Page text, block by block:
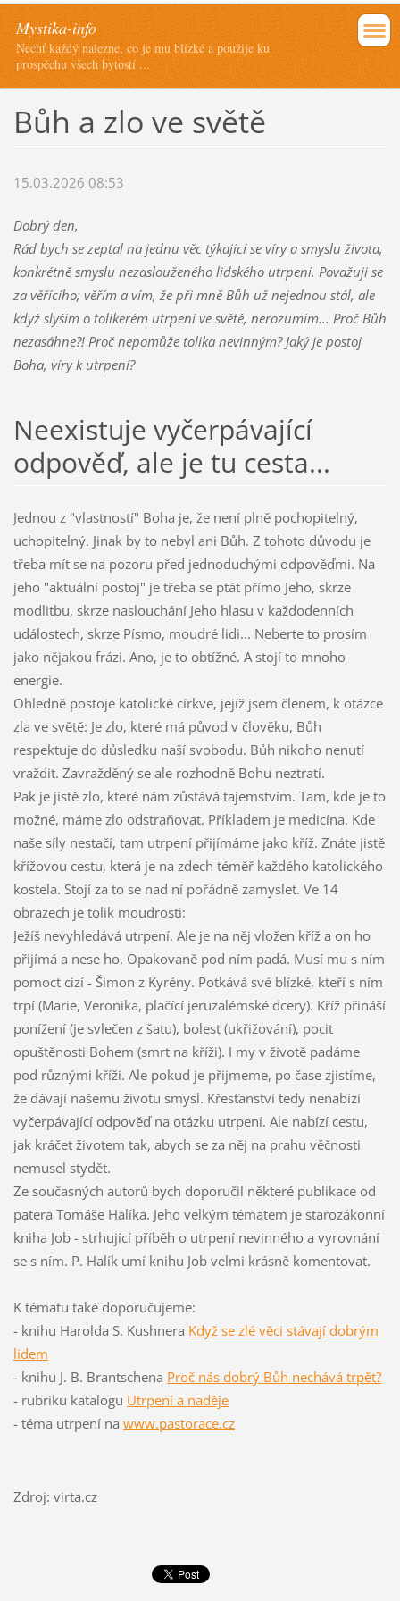
Mystika-info
Nechť každý nalezne, co je mu blízké a použije ku
prospěchu všech bytostí ...
Bůh a zlo ve světě
15.03.2026 08:53
Dobrý den,
Rád bych se zeptal na jednu věc týkající se víry a smyslu života,
konkrétně smyslu nezaslouženého lidského utrpení. Považuji se
za věřícího; věřím a vím, že při mně Bůh už nejednou stál, ale
když slyším o tolikerém utrpení ve světě, nerozumím... Proč Bůh
nezasáhne?! Proč nepomůže tolika nevinným? Jaký je postoj
Boha, víry k utrpení?
Neexistuje vyčerpávající
odpověď, ale je tu cesta...
Jednou z "vlastností" Boha je, že není plně pochopitelný,
uchopitelný. Jinak by to nebyl ani Bůh. Z tohoto důvodu je
třeba mít se na pozoru před jednoduchými odpověďmi. Na
jeho "aktuální postoj" je třeba se ptát přímo Jeho, skrze
modlitbu, skrze naslouchání Jeho hlasu v každodenních
událostech, skrze Písmo, moudré lidi... Neberte to prosím
jako nějakou frázi. Ano, je to obtížné. A stojí to mnoho
energie.
Ohledně postoje katolické církve, jejíž jsem členem, k otázce
zla ve světě: Je zlo, které má původ v člověku, Bůh
respektuje do důsledku naší svobodu. Bůh nikoho nenutí
vraždit. Zavražděný se ale rozhodně Bohu neztratí.
Pak je jistě zlo, které nám zůstává tajemstvím. Tam, kde je to
možné, máme zlo odstraňovat. Příkladem je medicína. Kde
naše síly nestačí, tam utrpení přijímáme jako kříž. Znáte jistě
křížovou cestu, která je na zdech téměř každého katolického
kostela. Stojí za to se nad ní pořádně zamyslet. Ve 14
obrazech je tolik moudrosti:
Ježíš nevyhledává utrpení. Ale je na něj vložen kříž a on ho
přijímá a nese ho. Opakovaně pod ním padá. Musí mu s ním
pomoct cizí - Šimon z Kyrény. Potkává své blízké, kteří s ním
trpí (Marie, Veronika, plačící jeruzalémské dcery). Kříž přináší
ponížení (je svlečen z šatu), bolest (ukřižování), pocit
opuštěnosti Bohem (smrt na kříži). I my v životě padáme
pod různými kříži. Ale pokud je přijmeme, po čase zjistíme,
že dávají našemu životu smysl. Křesťanství tedy nenabízí
vyčerpávající odpověď na otázku utrpení. Ale nabízí cestu,
jak kráčet životem tak, abych se za něj na prahu věčnosti
nemusel stydět.
Ze současných autorů bych doporučil některé publikace od
patera Tomáše Halíka. Jeho velkým tématem je starozákonní
kniha Job - strhující příběh o utrpení nevinného a vyrovnání
se s ním. P. Halík umí knihu Job velmi krásně komentovat.
K tématu také doporučujeme:
- knihu Harolda S. Kushnera Když se zlé věci stávají dobrým
lidem
- knihu J. B. Brantschena Proč nás dobrý Bůh nechává trpět?
- rubriku katalogu Utrpení a naděje
- téma utrpení na www.pastorace.cz
Zdroj: virta.cz